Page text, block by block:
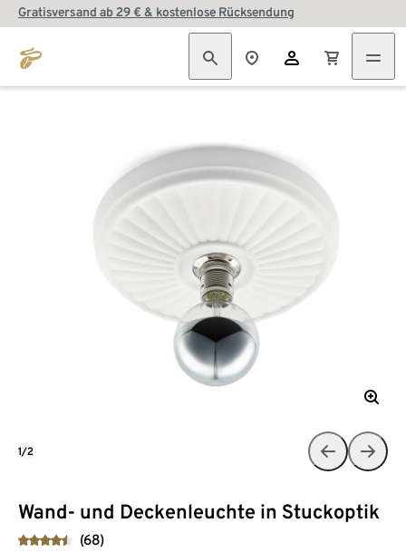
Gratisversand ab 29 € & kostenlose Rücksendung
Wand- und Deckenleuchte in Stuckoptik
(68)
1/2